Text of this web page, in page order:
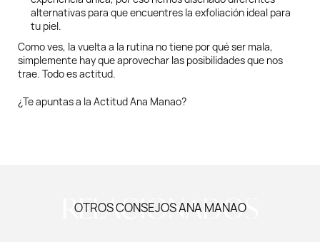
alternativas para que encuentres la exfoliación ideal para
tu piel.
Como ves, la vuelta a la rutina no tiene por qué ser mala,
simplemente hay que aprovechar las posibilidades que nos
trae. Todo es actitud.
¿Te apuntas a la Actitud Ana Manao?
RELACIONADOS
OTROS CONSEJOS ANA MANAO